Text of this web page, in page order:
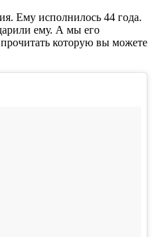
Ему исполнилось 44 года.
ему. А мы его
которую вы можете